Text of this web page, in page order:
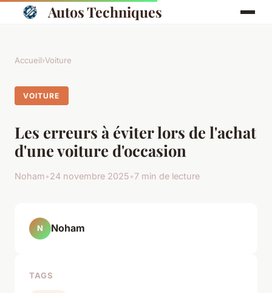
Autos Techniques
Accueil›Voiture
VOITURE
Les erreurs à éviter lors de l'achat
d'une voiture d'occasion
Noham•24 novembre 2025•7 min de lecture
N Noham
TAGS